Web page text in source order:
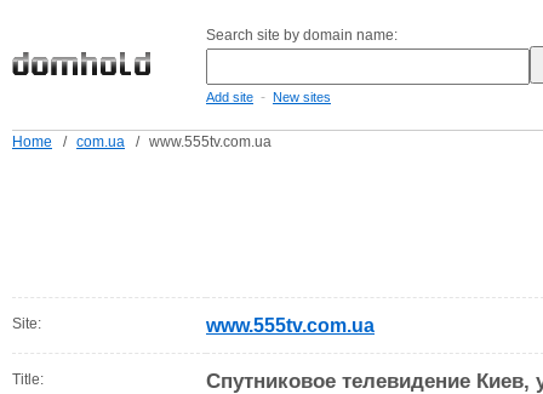
Search site by domain name:
Add site - New sites
Home / com.ua / www.555tv.com.ua
Site: www.555tv.com.ua
Title:
Спутниковое телевидение Киев,